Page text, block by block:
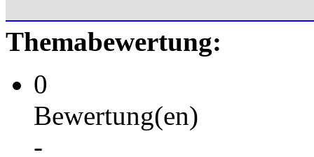
Themabewertung:
0
Bewertung(en)
-